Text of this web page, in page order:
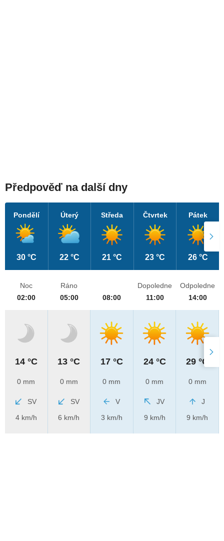
Předpověď na další dny
Pondělí
30 °C
Úterý
22 °C
Středa
21 °C
Čtvrtek
23 °C
Pátek
26 °C
Noc
02:00
14 °C
0 mm
SV
4 km/h
Ráno
05:00
13 °C
0 mm
SV
6 km/h
08:00
17 °C
0 mm
V
3 km/h
Dopoledne
11:00
24 °C
0 mm
JV
9 km/h
Odpoledne
14:00
29 °C
0 mm
J
9 km/h